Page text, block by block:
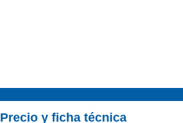
Precio y ficha técnica